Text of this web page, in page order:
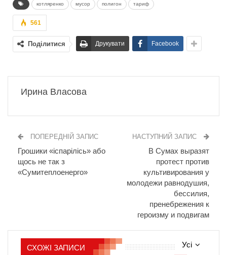
котляренко мусор полигон тариф
561
Поділитися Друкувати Facebook
Ирина Власова
ПОПЕРЕДНІЙ ЗАПИС
Грошики «іспарілісь» або
щось не так з
«Сумитеплоенерго»
НАСТУПНИЙ ЗАПИС
В Сумах выразят
протест против
культивирования у
молодежи равнодушия,
бессилия,
пренебрежения к
героизму и подвигам
Усі
СХОЖІ ЗАПИСИ